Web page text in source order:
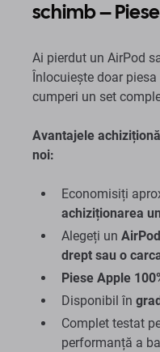
schimb –
Ai pierdut un AirPod
Înlocuiește doar
cumperi un set
Avantajele
noi:
Economisiți
achiziționarea
Alegeți un
drept sau o
Piese Apple
Disponibil în
Complet testat
performanță a